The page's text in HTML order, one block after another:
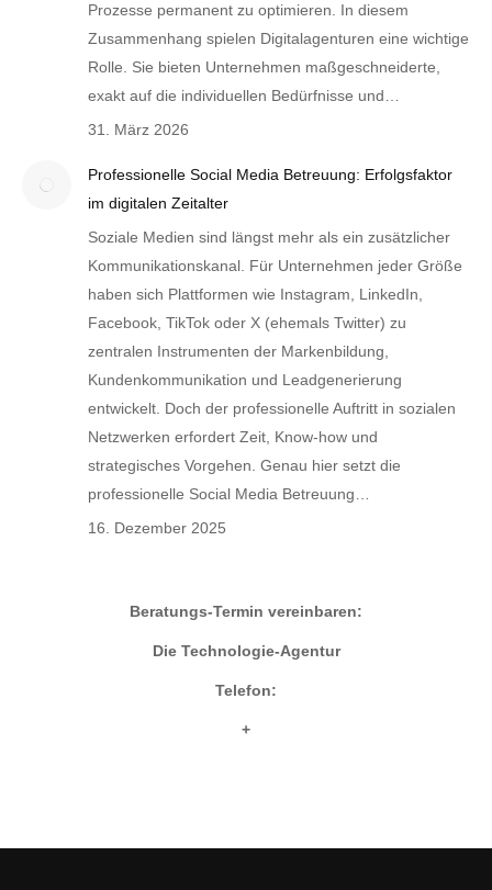
Prozesse permanent zu optimieren. In diesem
Zusammenhang spielen Digitalagenturen eine wichtige
Rolle. Sie bieten Unternehmen maßgeschneiderte,
exakt auf die individuellen Bedürfnisse und…
31. März 2026
Professionelle Social Media Betreuung: Erfolgsfaktor
im digitalen Zeitalter
Soziale Medien sind längst mehr als ein zusätzlicher
Kommunikationskanal. Für Unternehmen jeder Größe
haben sich Plattformen wie Instagram, LinkedIn,
Facebook, TikTok oder X (ehemals Twitter) zu
zentralen Instrumenten der Markenbildung,
Kundenkommunikation und Leadgenerierung
entwickelt. Doch der professionelle Auftritt in sozialen
Netzwerken erfordert Zeit, Know-how und
strategisches Vorgehen. Genau hier setzt die
professionelle Social Media Betreuung…
16. Dezember 2025
Beratungs-Termin vereinbaren:
Die Technologie-Agentur
Telefon:
+